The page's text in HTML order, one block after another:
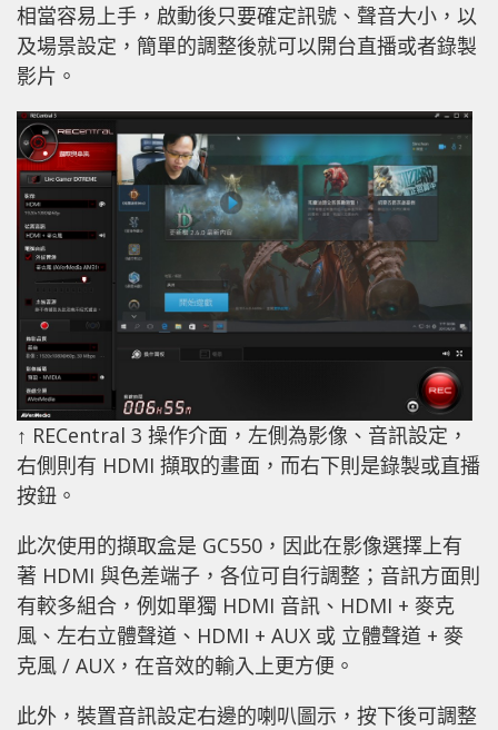
相當容易上手，啟動後只要確定訊號、聲音大小，以
及場景設定，簡單的調整後就可以開台直播或者錄製
影片。
↑ RECentral 3 操作介面，左側為影像、音訊設定，
右側則有 HDMI 擷取的畫面，而右下則是錄製或直播
按鈕。
此次使用的擷取盒是 GC550，因此在影像選擇上有
著 HDMI 與色差端子，各位可自行調整；音訊方面則
有較多組合，例如單獨 HDMI 音訊、HDMI + 麥克
風、左右立體聲道、HDMI + AUX 或 立體聲道 + 麥
克風 / AUX，在音效的輸入上更方便。
此外，裝置音訊設定右邊的喇叭圖示，按下後可調整